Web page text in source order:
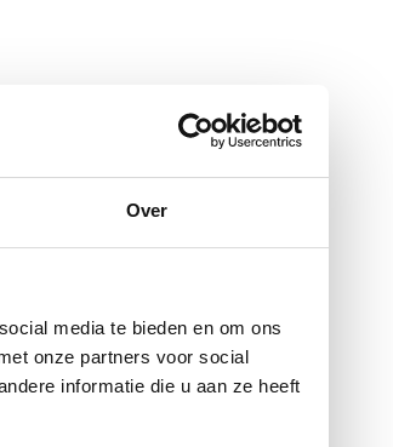
Over
media te bieden en om ons
onze partners voor social
informatie die u aan ze heeft